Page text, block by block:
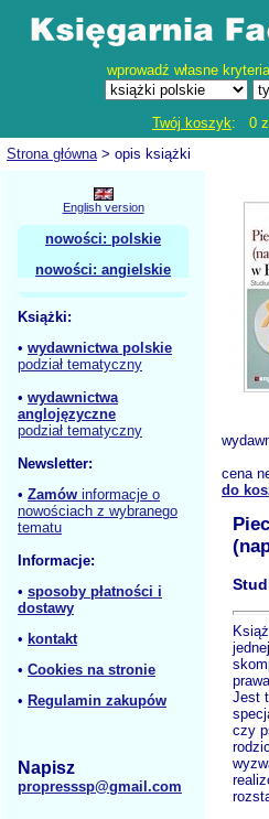
wprowadź własne
Twój koszyk: 0
Strona główna> opis książki
English version
nowości: polskie
nowości: angielskie
Książki:
• wydawnictwa polskie
podział tematyczny
• wydawnictwa
anglojęzyczne
podział tematyczny
Newsletter:
• Zamów informacje o
nowościach z wybranego
tematu
Informacje:
• sposoby płatności i
dostawy
• kontakt
• Cookies na stronie
• Regulamin zakupów
Napisz
propresssp@gmail.com
cena
do
Jest
czy